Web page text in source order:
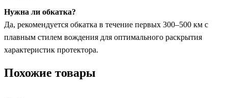
Нужна ли обкатка?
Да, рекомендуется обкатка в течение первых 300–500 км с
плавным стилем вождения для оптимального раскрытия
характеристик протектора.
Похожие товары